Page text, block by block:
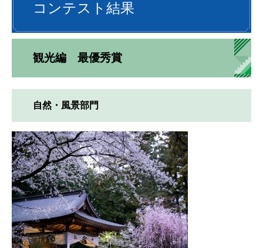
コンテスト結果
観光編 最優秀賞
自然・風景部門